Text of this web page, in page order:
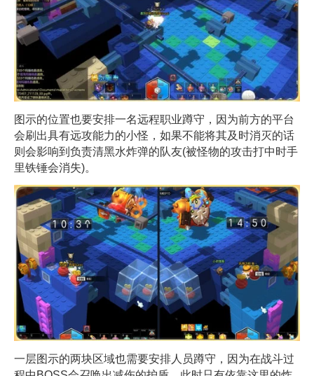
图示的位置也要安排一名远程职业蹲守，因为前方的平台
会刷出具有远攻能力的小怪，如果不能将其及时消灭的话
则会影响到负责清黑水炸弹的队友(被怪物的攻击打中时手
里铁锤会消失)。
一层图示的两块区域也需要安排人员蹲守，因为在战斗过